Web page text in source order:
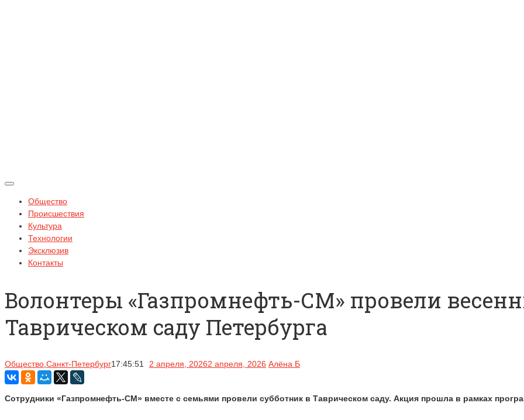
Общество
Происшествия
Культура
Технологии
Эксклюзив
Контакты
Волонтеры «Газпромнефть-СМ» провели
Таврическом саду Петербурга
Общество Санкт-Петербург17:45:51 2 апреля, 20262 апреля, 2026 Алёна Б
Сотрудники «Газпромнефть-СМ» вместе с семьями провели субботник в Таврическом саду. Акция прошла в рамках